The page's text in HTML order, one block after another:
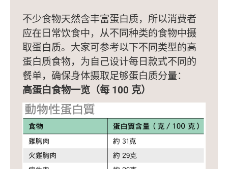
不少食物天然含丰富蛋白质，所以消费者
应在日常饮食中，从不同种类的食物中摄
取蛋白质。大家可参考以下不同类型的高
蛋白质食物，为自己设计每日款式不同的
餐单，确保身体摄取足够蛋白质分量：
高蛋白食物一览（每 100 克）